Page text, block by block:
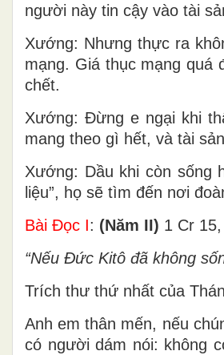
người này tin cậy vào tài
Xướng: Nhưng thực ra
mạng. Giá thục mạng quá
chết.
Xướng: Ðừng e ngại khi
mang theo gì hết, và tài
Xướng: Dầu khi còn sống
liệu”, họ sẽ tìm đến nơi
Bài Ðọc I: (Năm II) 1 Cr
“Nếu Ðức Kitô đã không
Trích thư thứ nhất của
Anh em thân mến, nếu
có người dám nói: không